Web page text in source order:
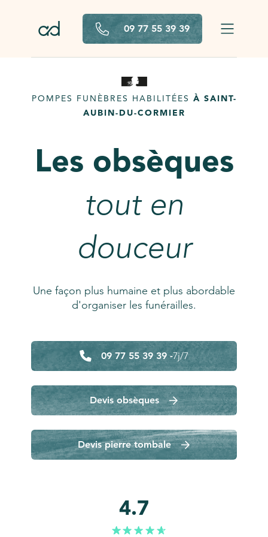
09 77 55 39 39
POMPES FUNÈBRES HABILITÉES À SAINT-
AUBIN-DU-CORMIER
Les obsèques
tout en
douceur
Une façon plus humaine et plus abordable
d'organiser les funérailles.
09 77 55 39 39 -7j/7
Devis obsèques
Devis pierre tombale
4.7